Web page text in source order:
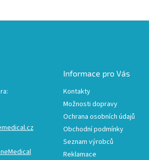
Informace pro Vás
Kontakty
Možnosti dopravy
Ochrana osobních údajů
Obchodní podmínky
Seznam výrobců
Reklamace